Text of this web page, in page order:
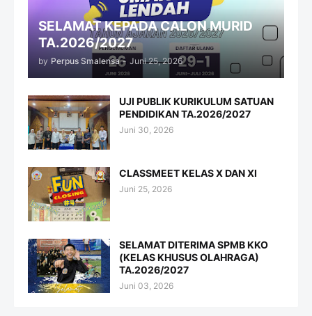
SELAMAT KEPADA CALON MURID
TA.2026/2027
by Perpus Smalensa - Juni 25, 2026
UJI PUBLIK KURIKULUM SATUAN
PENDIDIKAN TA.2026/2027
Juni 30, 2026
CLASSMEET KELAS X DAN XI
Juni 25, 2026
SELAMAT DITERIMA SPMB KKO
(KELAS KHUSUS OLAHRAGA)
TA.2026/2027
Juni 03, 2026